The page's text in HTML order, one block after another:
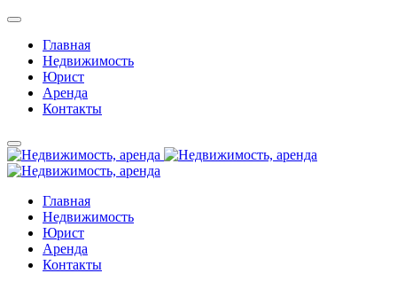
Главная
Недвижимость
Юрист
Аренда
Контакты
Главная
Недвижимость
Юрист
Аренда
Контакты